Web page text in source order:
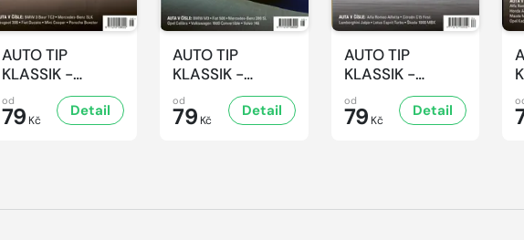
AUTO TIP
KLASSIK -
6/2026
od
79 Kč
Detail
AUTO TIP
KLASSIK -
5/2026
od
79 Kč
Detail
AUTO TIP
KLASSIK -
4/2026
od
79 Kč
Detail